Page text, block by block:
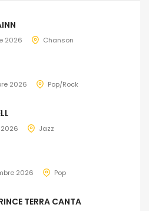
2026 Chanson
2026 Pop/Rock
Jazz
2026 Pop
TERRA CANTA